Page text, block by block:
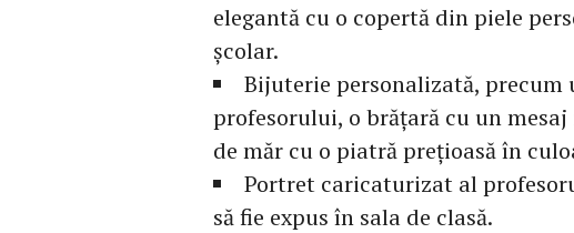
elegantă cu o copertă din piele
școlar.
Bijuterie personalizată,
profesorului, o brățară cu un
de măr cu o piatră prețioasă în
Portret caricaturizat al
să fie expus în sala de clasă.